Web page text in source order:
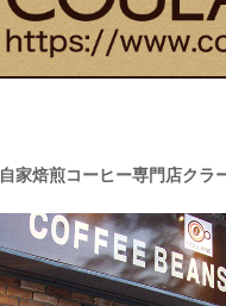
自家焙煎コーヒー専門店クラ